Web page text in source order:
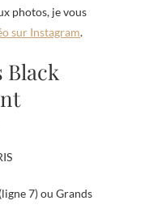
photos, je vous
sur Instagram.
Black
7) ou Grands